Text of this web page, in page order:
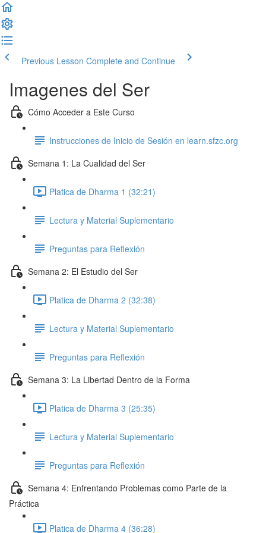
Previous Lesson Complete and Continue
Imagenes del Ser
Cómo Acceder a Este Curso
Instrucciones de Inicio de Sesión en learn.sfzc.org
Semana 1: La Cualidad del Ser
Platica de Dharma 1 (32:21)
Lectura y Material Suplementario
Preguntas para Reflexión
Semana 2: El Estudio del Ser
Platica de Dharma 2 (32:38)
Lectura y Material Suplementario
Preguntas para Reflexión
Semana 3: La Libertad Dentro de la Forma
Platica de Dharma 3 (25:35)
Lectura y Material Suplementario
Preguntas para Reflexión
Semana 4: Enfrentando Problemas como Parte de la
Práctica
Platica de Dharma 4 (36:28)